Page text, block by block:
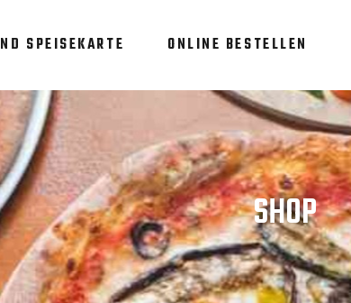
SPEISEKARTE ONLINE BESTELLEN
SHOP